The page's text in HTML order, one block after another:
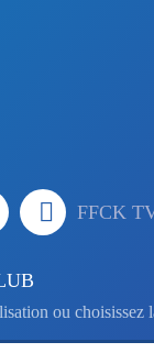
FFCK
ou choisissez